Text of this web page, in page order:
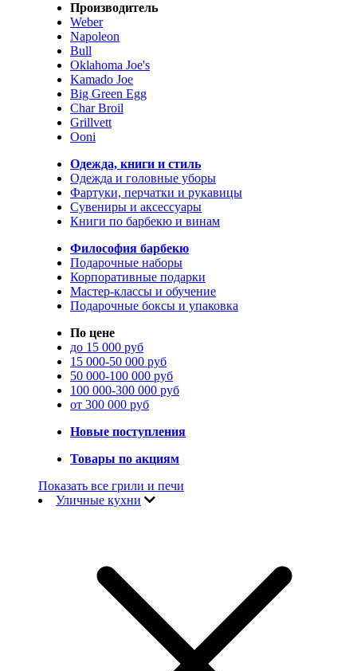
Производитель
Weber
Napoleon
Bull
Oklahoma Joe's
Kamado Joe
Big Green Egg
Char Broil
Grillvett
Ooni
Одежда, книги и стиль
Одежда и головные уборы
Фартуки, перчатки и рукавицы
Сувениры и аксессуары
Книги по барбекю и винам
Философия барбекю
Подарочные наборы
Корпоративные подарки
Мастер-классы и обучение
Подарочные боксы и упаковка
По цене
до 15 000 руб
15 000-50 000 руб
50 000-100 000 руб
100 000-300 000 руб
от 300 000 руб
Новые поступления
Товары по акциям
Показать все грили и печи
Уличные кухни